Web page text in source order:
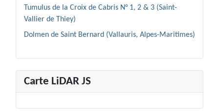
Tumulus de la Croix de Cabris N° 1, 2 & 3 (Saint-
Vallier de Thiey)
Dolmen de Saint Bernard (Vallauris, Alpes-Maritimes)
Carte LiDAR JS